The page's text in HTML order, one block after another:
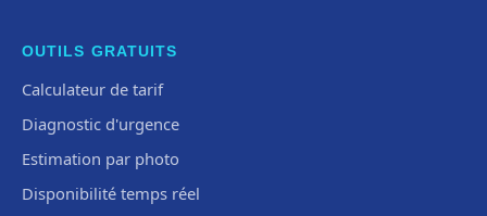
OUTILS GRATUITS
Calculateur de tarif
Diagnostic d'urgence
Estimation par photo
Disponibilité temps réel